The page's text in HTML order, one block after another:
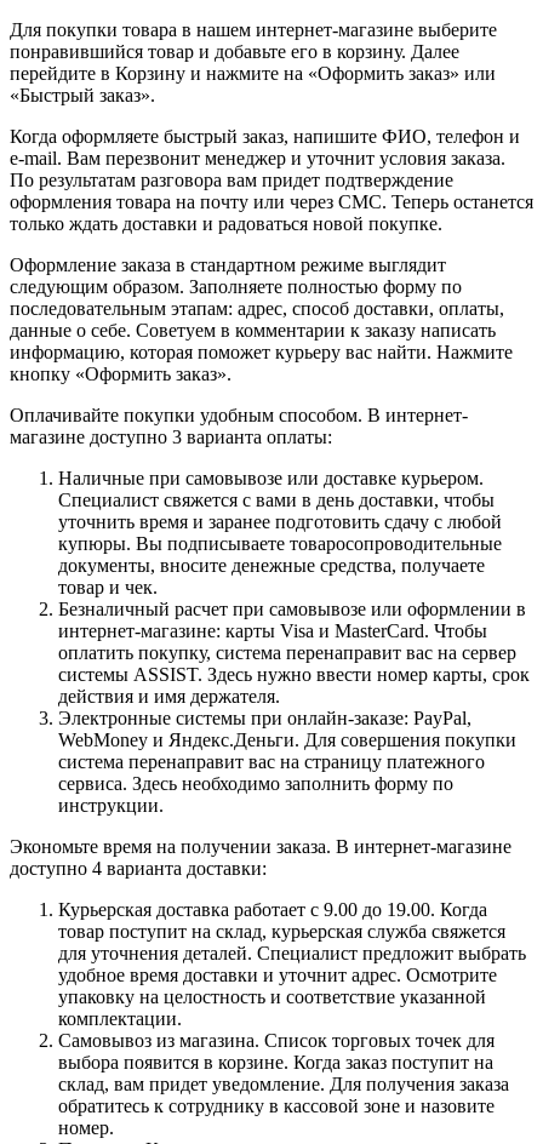
Для покупки товара в нашем интернет-магазине выберите
понравившийся товар и добавьте его в корзину. Далее
перейдите в Корзину и нажмите на «Оформить заказ» или
«Быстрый заказ».
Когда оформляете быстрый заказ, напишите ФИО, телефон и
e-mail. Вам перезвонит менеджер и уточнит условия заказа.
По результатам разговора вам придет подтверждение
оформления товара на почту или через СМС. Теперь останется
только ждать доставки и радоваться новой покупке.
Оформление заказа в стандартном режиме выглядит
следующим образом. Заполняете полностью форму по
последовательным этапам: адрес, способ доставки, оплаты,
данные о себе. Советуем в комментарии к заказу написать
информацию, которая поможет курьеру вас найти. Нажмите
кнопку «Оформить заказ».
Оплачивайте покупки удобным способом. В интернет-
магазине доступно 3 варианта оплаты:
Наличные при самовывозе или доставке курьером.
Специалист свяжется с вами в день доставки, чтобы
уточнить время и заранее подготовить сдачу с любой
купюры. Вы подписываете товаросопроводительные
документы, вносите денежные средства, получаете
товар и чек.
Безналичный расчет при самовывозе или оформлении в
интернет-магазине: карты Visa и MasterCard. Чтобы
оплатить покупку, система перенаправит вас на сервер
системы ASSIST. Здесь нужно ввести номер карты, срок
действия и имя держателя.
Электронные системы при онлайн-заказе: PayPal,
WebMoney и Яндекс.Деньги. Для совершения покупки
система перенаправит вас на страницу платежного
сервиса. Здесь необходимо заполнить форму по
инструкции.
Экономьте время на получении заказа. В интернет-магазине
доступно 4 варианта доставки:
Курьерская доставка работает с 9.00 до 19.00. Когда
товар поступит на склад, курьерская служба свяжется
для уточнения деталей. Специалист предложит выбрать
удобное время доставки и уточнит адрес. Осмотрите
упаковку на целостность и соответствие указанной
комплектации.
Самовывоз из магазина. Список торговых точек для
выбора появится в корзине. Когда заказ поступит на
склад, вам придет уведомление. Для получения заказа
обратитесь к сотруднику в кассовой зоне и назовите
номер.